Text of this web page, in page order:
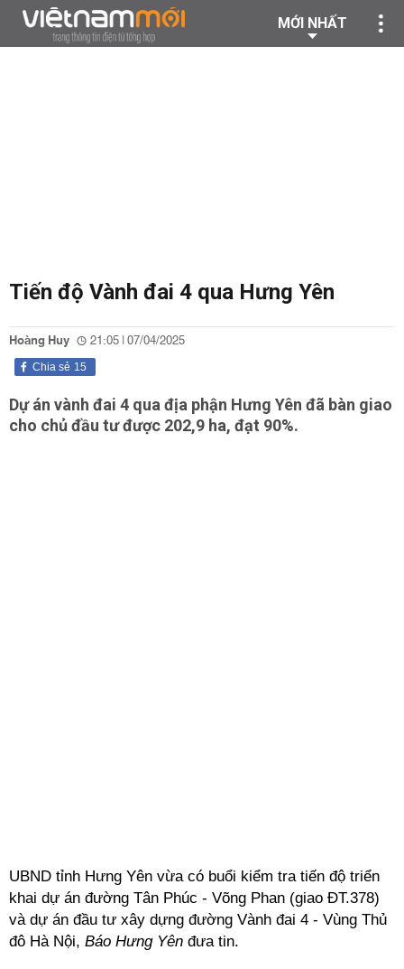
MỚI NHẤT
Tiến độ Vành đai 4 qua Hưng Yên
Hoàng Huy 21:05 | 07/04/2025
15
Chia sẻ
Dự án vành đai 4 qua địa phận Hưng Yên đã bàn giao
cho chủ đầu tư được 202,9 ha, đạt 90%.
UBND tỉnh Hưng Yên vừa có buổi kiểm tra tiến độ triển
khai dự án đường Tân Phúc - Võng Phan (giao ĐT.378)
và dự án đầu tư xây dựng đường Vành đai 4 - Vùng Thủ
đô Hà Nội, Báo Hưng Yên đưa tin.